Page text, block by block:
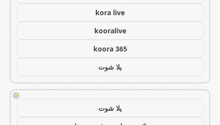
kora live
kooralive
koora 365
يلا شوت
!
يلا شوت